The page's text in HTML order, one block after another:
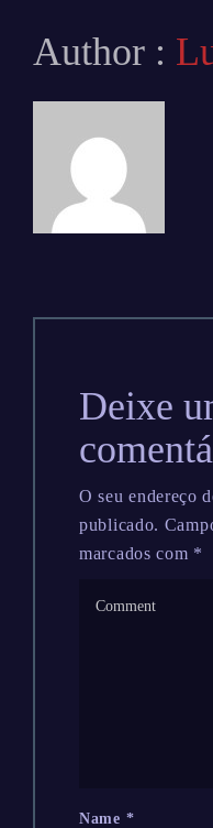
Author :
Deixe
O seu endereço
publicado.
marcados com *
Name *